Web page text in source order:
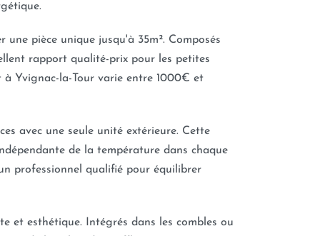
pièce unique jusqu'à 35m². Composés
rapport qualité-prix pour les petites
à Yvignac-la-Tour varie entre 1000€ et
avec une seule unité extérieure. Cette
de la température dans chaque
professionnel qualifié pour équilibrer
et esthétique. Intégrés dans les combles ou